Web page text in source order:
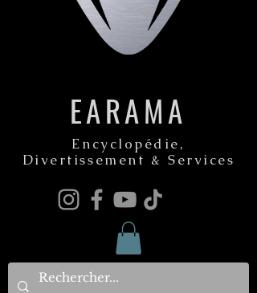
EARAMA
Encyclopédie,
Divertissement & Services